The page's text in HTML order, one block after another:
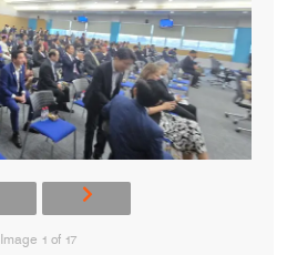
Image 1 of 17